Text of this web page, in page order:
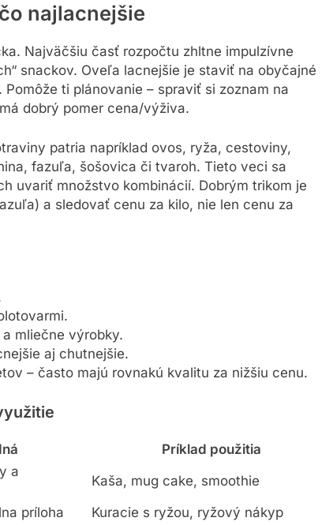
najlacnejšie
Najväčšiu časť rozpočtu zhltne impulzívne
snackov. Oveľa lacnejšie je staviť na obyčajné
ti plánovanie – spraviť si zoznam na
dobrý pomer cena/výživa.
patria napríklad ovos, ryža, cestoviny,
fazuľa, šošovica či tvaroh. Tieto veci sa
uvariť množstvo kombinácií. Dobrým trikom je
a sledovať cenu za kilo, nie len cenu za
mliečne výrobky.
aj chutnejšie.
– často majú rovnakú kvalitu za nižšiu cenu.
Príklad použitia
a
Kaša, mug cake, smoothie
príloha
Kuracie s ryžou, ryžový nákyp